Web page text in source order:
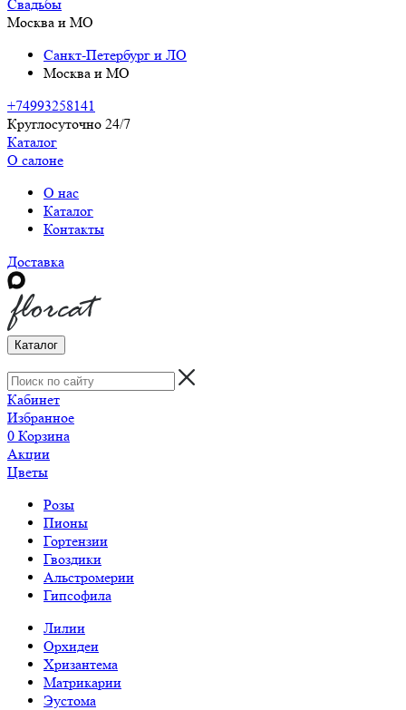
Свадьбы
Москва и МО
Санкт-Петербург и ЛО
Москва и МО
+74993258141
Круглосуточно 24/7
Каталог
О салоне
О нас
Каталог
Контакты
Доставка
Каталог
Кабинет
Избранное
0 Корзина
Акции
Цветы
Розы
Пионы
Гортензии
Гвоздики
Альстромерии
Гипсофила
Лилии
Орхидеи
Хризантема
Матрикарии
Эустома